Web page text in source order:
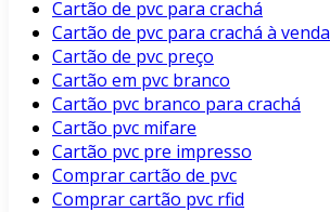
Cartão de pvc para crachá
Cartão de pvc para crachá à venda
Cartão de pvc preço
Cartão em pvc branco
Cartão pvc branco para crachá
Cartão pvc mifare
Cartão pvc pre impresso
Comprar cartão de pvc
Comprar cartão pvc rfid